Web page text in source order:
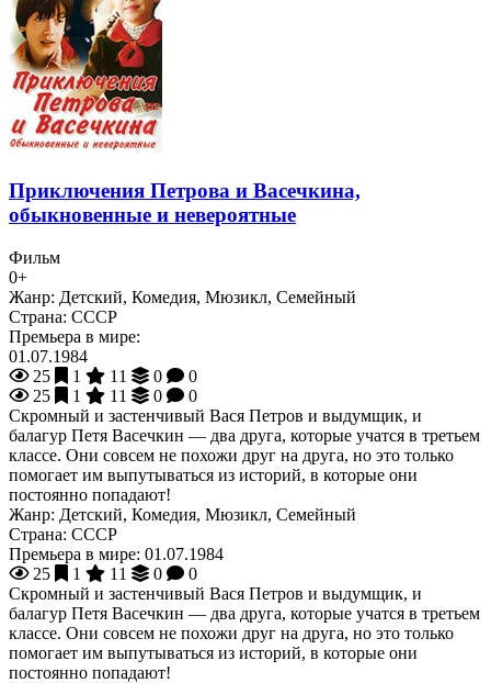
Приключения Петрова и Васечкина,
обыкновенные и невероятные
Фильм
0+
Жанр: Детский, Комедия, Мюзикл, Семейный
Страна: СССР
Премьера в мире:
01.07.1984
25
1 11 0
0
25
1 11 0
0
Скромный и застенчивый Вася Петров и выдумщик, и
балагур Петя Васечкин — два друга, которые учатся в третьем
классе. Они совсем не похожи друг на друга, но это только
помогает им выпутываться из историй, в которые они
постоянно попадают!
Жанр: Детский, Комедия, Мюзикл, Семейный
Страна: СССР
Премьера в мире: 01.07.1984
25
1 11 0
0
Скромный и застенчивый Вася Петров и выдумщик, и
балагур Петя Васечкин — два друга, которые учатся в третьем
классе. Они совсем не похожи друг на друга, но это только
помогает им выпутываться из историй, в которые они
постоянно попадают!